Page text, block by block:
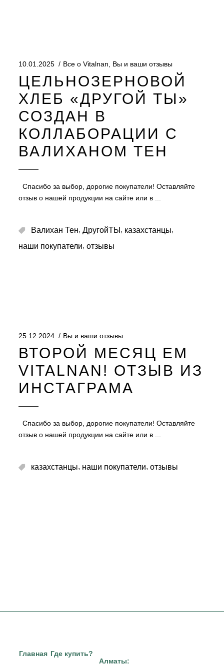
10.01.2025 Все о Vitalnan, Вы и ваши отзывы
ЦЕЛЬНОЗЕРНОВОЙ
ХЛЕБ «ДРУГОЙ ТЫ»
СОЗДАН В
КОЛЛАБОРАЦИИ С
ВАЛИХАНОМ ТЕН
Спасибо за выбор, дорогие покупатели! Оставляйте
отзыв о нашей продукции на сайте или в
Валихан Тен, ДругойТЫ , казахстанцы,
наши покупатели, отзывы
25.12.2024 Вы и ваши отзывы
ВТОРОЙ МЕСЯЦ ЕМ
VITALNAN! ОТЗЫВ ИЗ
ИНСТАГРАМА
Спасибо за выбор, дорогие покупатели! Оставляйте
отзыв о нашей продукции на сайте или в
казахстанцы, наши покупатели, отзывы
Главная Где купить?
Алматы: